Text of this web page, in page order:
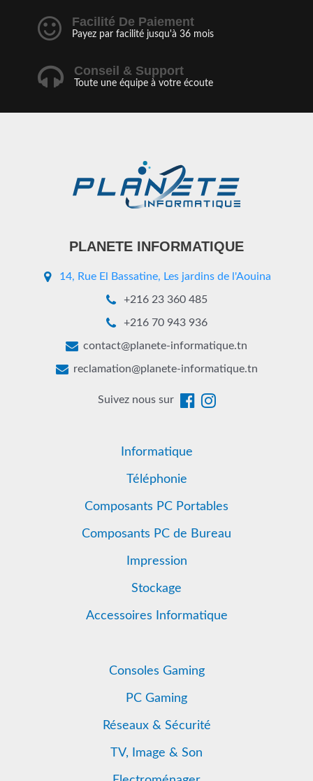
Facilité De Paiement
Payez par facilité jusqu'à 36 mois
Conseil & Support
Toute une équipe à votre écoute
PLANETE INFORMATIQUE
14, Rue El Bassatine, Les jardins de l'Aouina
+216 23 360 485
+216 70 943 936
contact@planete-informatique.tn
reclamation@planete-informatique.tn
Suivez nous sur
Informatique
Téléphonie
Composants PC Portables
Composants PC de Bureau
Impression
Stockage
Accessoires Informatique
Consoles Gaming
PC Gaming
Réseaux & Sécurité
TV, Image & Son